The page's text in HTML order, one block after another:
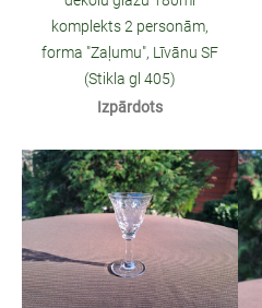
komplekts 2 personām,
forma "Zaļumu", Līvānu SF
(Stikla gl 405)
Izpārdots